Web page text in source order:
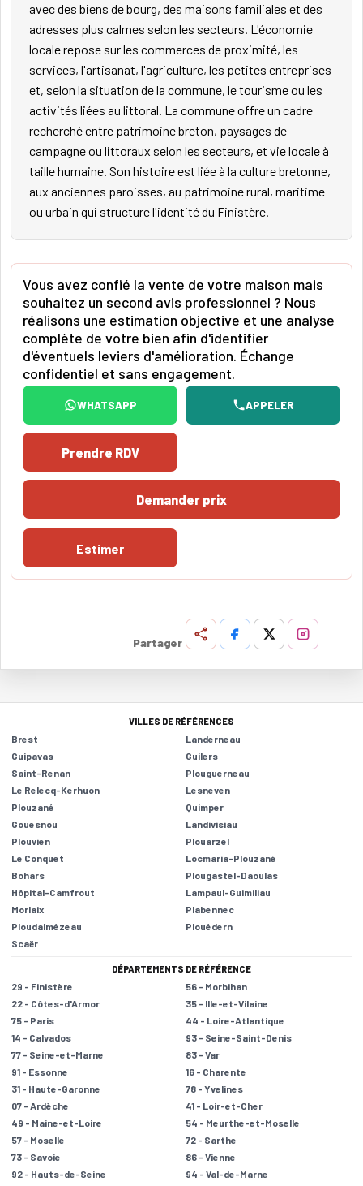
avec des biens de bourg, des maisons familiales et des
adresses plus calmes selon les secteurs. L'économie
locale repose sur les commerces de proximité, les
services, l'artisanat, l'agriculture, les petites entreprises
et, selon la situation de la commune, le tourisme ou les
activités liées au littoral. La commune offre un cadre
recherché entre patrimoine breton, paysages de
campagne ou littoraux selon les secteurs, et vie locale à
taille humaine. Son histoire est liée à la culture bretonne,
aux anciennes paroisses, au patrimoine rural, maritime
ou urbain qui structure l'identité du Finistère.
Vous avez confié la vente de votre maison mais
souhaitez un second avis professionnel ? Nous
réalisons une estimation objective et une analyse
complète de votre bien afin d'identifier
d'éventuels leviers d'amélioration. Échange
confidentiel et sans engagement.
WHATSAPP APPELER
Prendre RDV
Demander prix
Estimer
Partager
VILLES DE RÉFÉRENCES
Brest
Landerneau
Guipavas
Guilers
Saint-Renan
Plouguerneau
Le Relecq-Kerhuon
Lesneven
Plouzané
Quimper
Gouesnou
Landivisiau
Plouvien
Plouarzel
Le Conquet
Locmaria-Plouzané
Bohars
Plougastel-Daoulas
Hôpital-Camfrout
Lampaul-Guimiliau
Morlaix
Plabennec
Ploudalmézeau
Plouédern
Scaër
DÉPARTEMENTS DE RÉFÉRENCE
29 - Finistère
56 - Morbihan
22 - Côtes-d'Armor
35 - Ille-et-Vilaine
75 - Paris
44 - Loire-Atlantique
14 - Calvados
93 - Seine-Saint-Denis
77 - Seine-et-Marne
83 - Var
91 - Essonne
16 - Charente
31 - Haute-Garonne
78 - Yvelines
07 - Ardèche
41 - Loir-et-Cher
49 - Maine-et-Loire
54 - Meurthe-et-Moselle
57 - Moselle
72 - Sarthe
73 - Savoie
86 - Vienne
92 - Hauts-de-Seine
94 - Val-de-Marne